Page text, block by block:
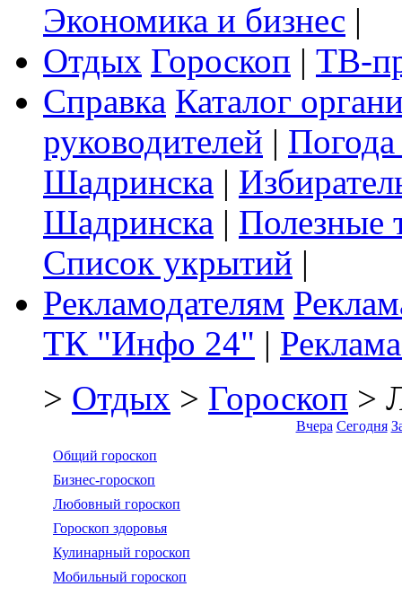
Экономика и бизнес |
Отдых Гороскоп | ТВ-
Справка Каталог
руководителей |
Шадринска |
Шадринска | Полезные
Список укрытий |
Рекламодателям
ТК "Инфо 24" |
> Отдых > Гороскоп >
Вчера Сегодня
Общий гороскоп
Бизнес-гороскоп
Любовный гороскоп
Гороскоп здоровья
Кулинарный гороскоп
Мобильный гороскоп